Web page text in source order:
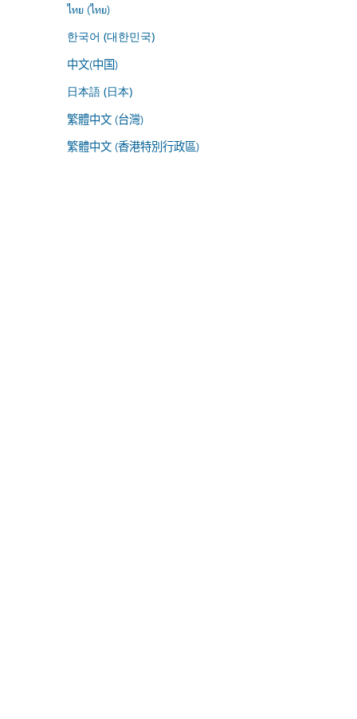
ไทย (ไทย)
한국어 (대한민국)
中文(中国)
日本語 (日本)
繁體中文 (台灣)
繁體中文 (香港特別行政區)